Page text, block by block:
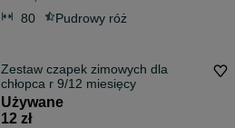
80 Pudrowy róż
Zestaw czapek zimowych dla
chłopca r 9/12 miesięcy
Używane
12 zł